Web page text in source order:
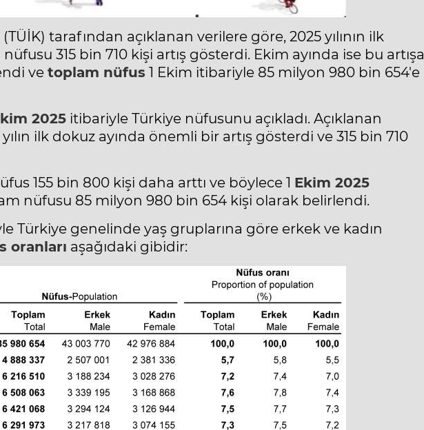
tarafından açıklanan verilere göre, 2025 yılının ilk
315 bin 710 kişi artış gösterdi. Ekim ayında ise bu artışa
ve toplam nüfus 1 Ekim itibariyle 85 milyon 980 bin 654'e
2025 itibariyle Türkiye nüfusunu açıkladı. Açıklanan
ilk dokuz ayında önemli bir artış gösterdi ve 315 bin 710
155 bin 800 kişi daha arttı ve böylece 1 Ekim 2025
nüfusu 85 milyon 980 bin 654 kişi olarak belirlendi.
Türkiye genelinde yaş gruplarına göre erkek ve kadın
oranları aşağıdaki gibidir: